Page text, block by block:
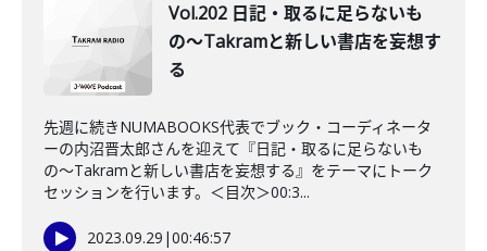
Vol.202 日記・取るに足らないも
の〜Takramと新しい書店を妄想す
る
先週に続きNUMABOOKS代表でブック・コーディネータ
ーの内沼晋太郎さんを迎えて『日記・取るに足らないも
の〜Takramと新しい書店を妄想する』をテーマにトーク
セッションを行います。＜目次＞00:3...
2023.09.29 |00:46:57